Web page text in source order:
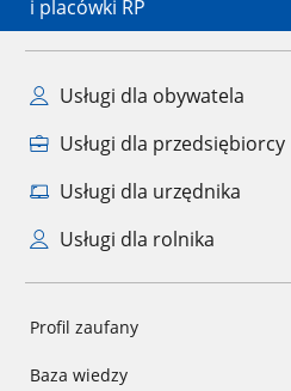
i placówki RP
Usługi dla obywatela
Usługi dla przedsiębiorcy
Usługi dla urzędnika
Usługi dla rolnika
Profil zaufany
Baza wiedzy